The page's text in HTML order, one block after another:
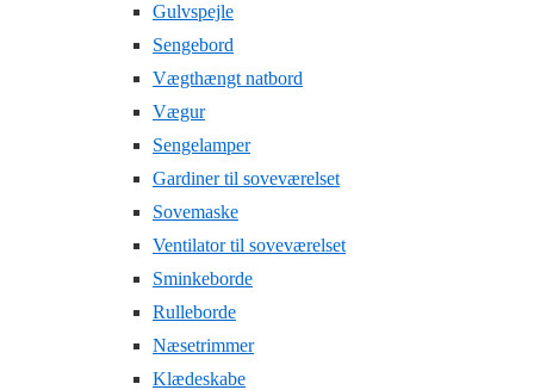
Gulvspejle
Sengebord
Vægthængt natbord
Vægur
Sengelamper
Gardiner til soveværelset
Sovemaske
Ventilator til soveværelset
Sminkeborde
Rulleborde
Næsetrimmer
Klædeskabe